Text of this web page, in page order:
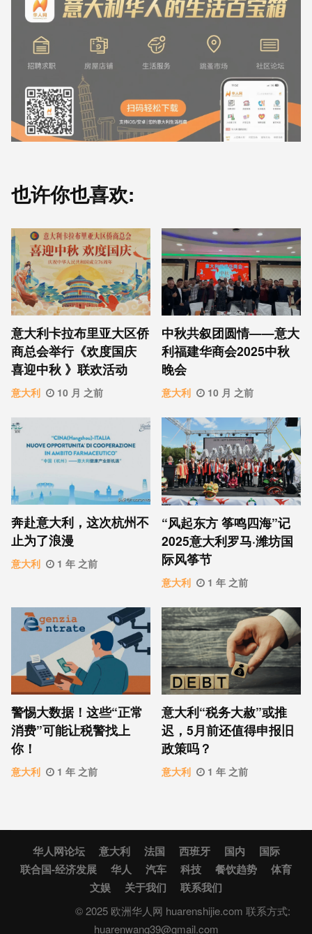
也许你也喜欢:
意⼤利卡拉布⾥亚大区侨
商总会举行《欢度国庆
喜迎中秋 》联欢活动
意大利 10 月 之前
中秋共叙团圆情——意大
利福建华商会2025中秋
晚会
意大利 10 月 之前
奔赴意大利，这次杭州不
止为了浪漫
意大利 1 年 之前
“风起东方 筝鸣四海”记
2025意大利罗马·潍坊国
际风筝节
意大利 1 年 之前
警惕大数据！这些“正常
消费”可能让税警找上
你！
意大利 1 年 之前
意大利“税务大赦”或推
迟，5月前还值得申报旧
政策吗？
意大利 1 年 之前
华人网论坛 意大利 法国 西班牙 国内
国际
联合国-经济发展
华人 汽车 科技 餐饮趋势
体育
文娱
关于我们 联系我们
© 2025 欧洲华人网 huarenshijie.com 联系方式:
huarenwang39@gmail.com